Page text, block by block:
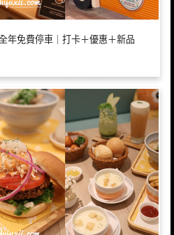
年免費停車｜打卡＋優惠＋新品